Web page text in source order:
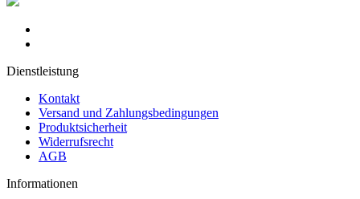
Dienstleistung
Kontakt
Versand und Zahlungsbedingungen
Produktsicherheit
Widerrufsrecht
AGB
Informationen